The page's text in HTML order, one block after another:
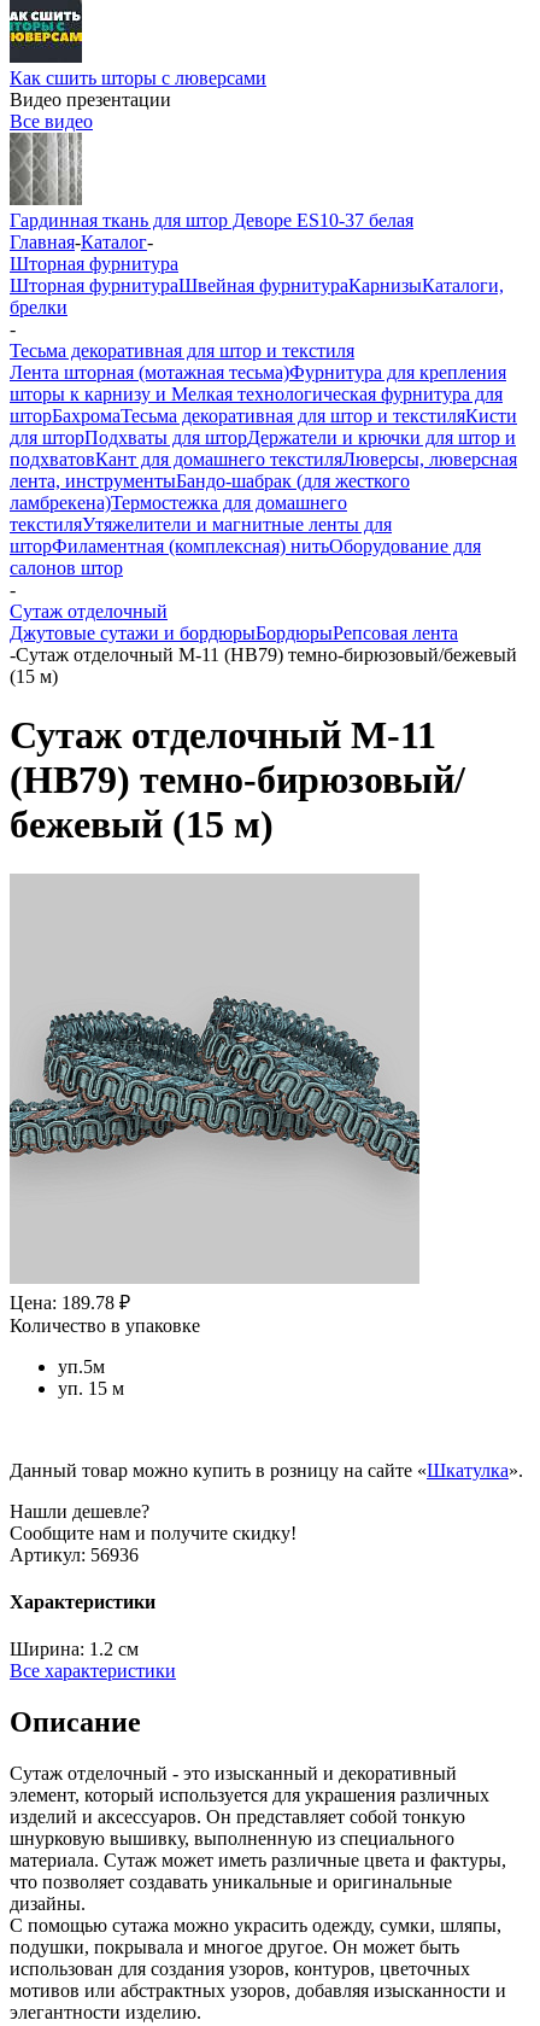
Как сшить шторы с люверсами
Видео презентации
Все видео
Гардинная ткань для штор Деворе ES10-37 белая
Главная-Каталог-
Шторная фурнитура
Шторная фурнитураШвейная фурнитураКарнизыКаталоги,
брелки
-
Тесьма декоративная для штор и текстиля
Лента шторная (мотажная тесьма)Фурнитура для крепления
шторы к карнизу и Мелкая технологическая фурнитура для
шторБахромаТесьма декоративная для штор и текстиляКисти
для шторПодхваты для шторДержатели и крючки для штор и
подхватовКант для домашнего текстиляЛюверсы, люверсная
лента, инструментыБандо-шабрак (для жесткого
ламбрекена)Термостежка для домашнего
текстиляУтяжелители и магнитные ленты для
шторФиламентная (комплексная) нитьОборудование для
салонов штор
-
Сутаж отделочный
Джутовые сутажи и бордюрыБордюрыРепсовая лента
-Сутаж отделочный M-11 (HB79) темно-бирюзовый/бежевый
(15 м)
Сутаж отделочный M-11
(HB79) темно-бирюзовый/
бежевый (15 м)
Цена: 189.78 ₽
Количество в упаковке
уп.5м
уп. 15 м
Данный товар можно купить в розницу на сайте «Шкатулка».
Нашли дешевле?
Сообщите нам и получите скидку!
Артикул: 56936
Характеристики
Ширина: 1.2 см
Все характеристики
Описание
Сутаж отделочный - это изысканный и декоративный
элемент, который используется для украшения различных
изделий и аксессуаров. Он представляет собой тонкую
шнурковую вышивку, выполненную из специального
материала. Сутаж может иметь различные цвета и фактуры,
что позволяет создавать уникальные и оригинальные
дизайны.
С помощью сутажа можно украсить одежду, сумки, шляпы,
подушки, покрывала и многое другое. Он может быть
использован для создания узоров, контуров, цветочных
мотивов или абстрактных узоров, добавляя изысканности и
элегантности изделию.